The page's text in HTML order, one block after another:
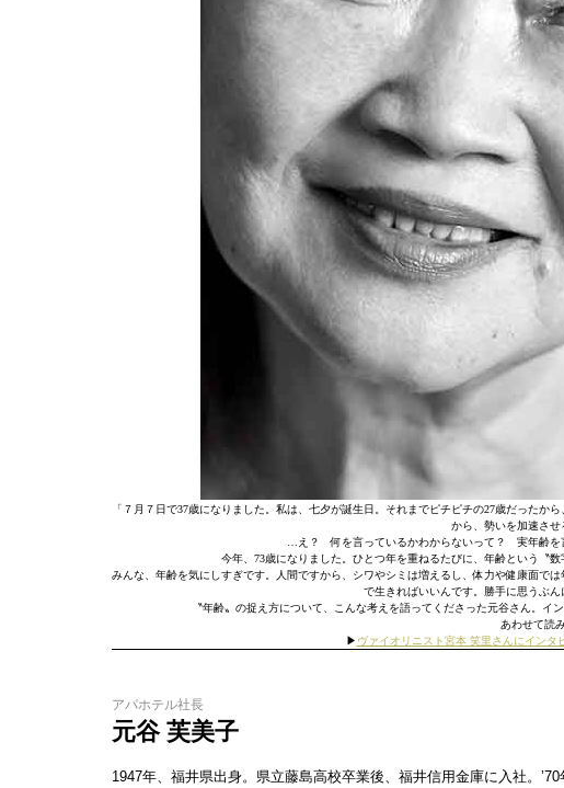
「７月７日で37歳になりました。私は、七夕が誕生日。それまでピチピチの27歳だった
から、勢いを加速させ
…え？ 何を言っているかわからないって？ 実年齢を
今年、73歳になりました。ひとつ年を重ねるたびに、年齢という〝
みんな、年齢を気にしすぎです。人間ですから、シワやシミは増えるし、体力や健康面で
で生きればいいんです。勝手に思うぶん
〝年齢〟の捉え方について、こんな考えを語ってくださった元谷さん。イ
あわせて読
▶︎ ヴァイオリニスト宮本 笑里さんにインタ
アパホテル社長
元谷 芙美子
1947年、福井県出身。県立藤島高校卒業後、福井信用金庫に入社。